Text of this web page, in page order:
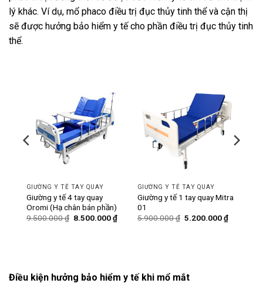
lý khác. Ví dụ, mổ phaco điều trị đục thủy tinh thể và cận thị
sẽ được hưởng bảo hiểm y tế cho phần điều trị đục thủy tinh
thể.
GIƯỜNG Y TẾ TAY QUAY
Giường y tế 4 tay quay
Oromi (Hạ chân bán phần)
9.500.000₫ Giá
8.500.000₫Giá
hiện
-12%
GIƯỜNG Y TẾ TAY QUAY
Giường y tế 1 tay quay Mitra
01
5.900.000₫ Giá
5.200.000₫Giá
hiện
Điều kiện hưởng bảo hiểm y tế khi mổ mắt